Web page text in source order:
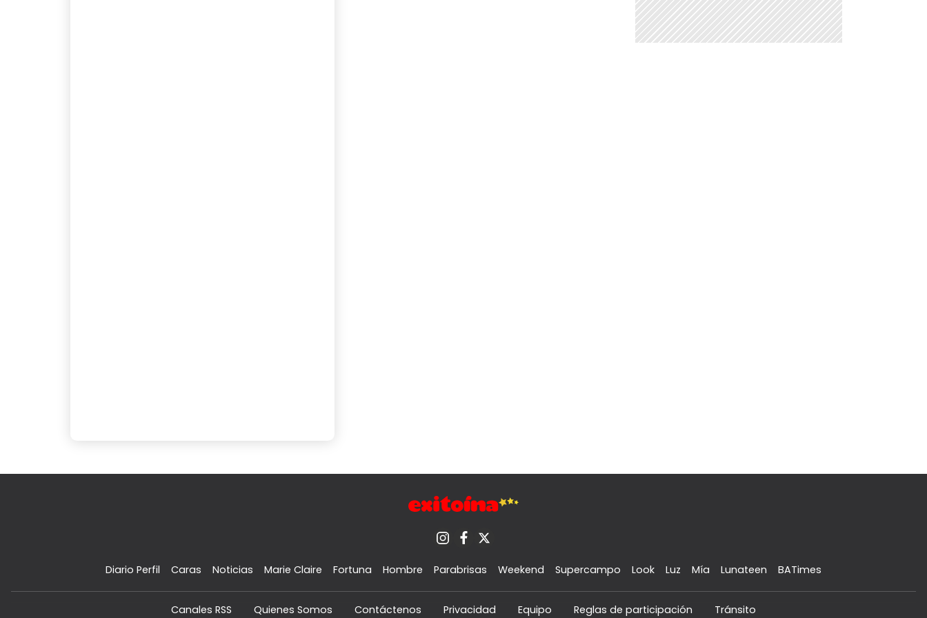
Diario Perfil Caras Noticias Marie Claire Fortuna Hombre Parabrisas Weekend Supercampo Look Luz Mía Lunateen BATimes
Canales RSS Quienes Somos Contáctenos Privacidad Equipo Reglas de participación Tránsito